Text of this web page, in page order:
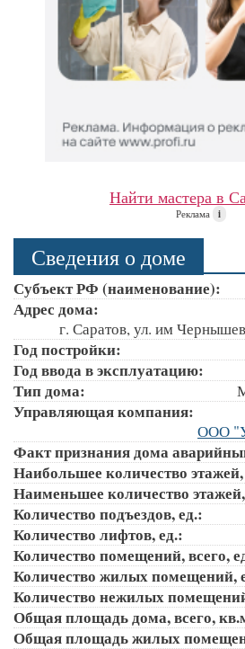
Найти мастера в
Реклама i
Сведения о доме
Субъект РФ (наименование):
Адрес дома:
г. Саратов, ул. им
Год постройки:
Год ввода в эксплуатацию:
Тип дома:
Управляющая компания:
ООО
Факт признания дома
Наибольшее количество
Наименьшее количество
Количество подъездов, ед.:
Количество лифтов, ед.:
Количество помещений, всего,
Количество жилых помещений,
Количество нежилых
Общая площадь дома, всего,
Общая площадь жилых